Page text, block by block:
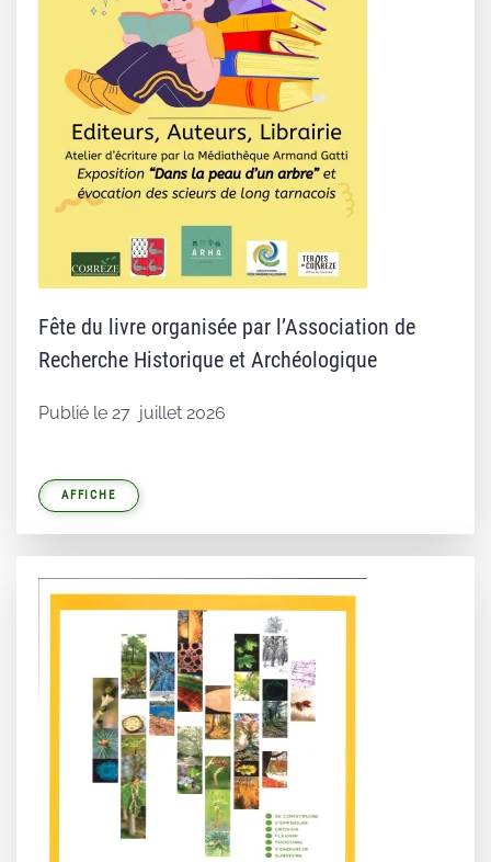
Fête du livre organisée par l’Association de
Recherche Historique et Archéologique
Publié le 27 juillet 2026
AFFICHE